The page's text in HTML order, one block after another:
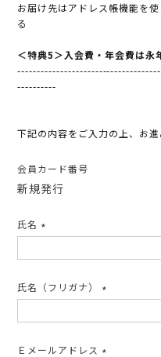
お届け先はアドレス帳機能を
る
＜特典5＞入会費・年会費は永
----------
下記の内容をご入力の上、お進
会員カード番号
新規発行
氏名
須)
氏名（フリガナ）
須)
Ｅメールアドレス